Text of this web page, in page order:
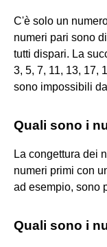
C'è solo un
numeri pari sono
tutti dispari. La
3, 5, 7, 11, 13, 17,
sono impossibili
Quali sono i
La congettura dei
numeri primi con
ad esempio, sono
Quali sono i